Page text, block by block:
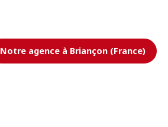
Notre agence à Briançon (France)